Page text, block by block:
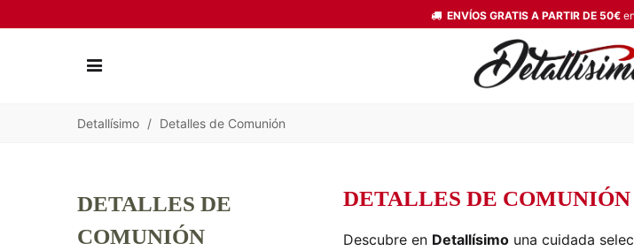
ENVÍOS GRATIS A PARTIR DE 50€
Detallísimo / Detalles de Comunión
DETALLES DE
COMUNIÓN
DETALLES DE COMUNIÓN
Descubre en Detallísimo una cuidada